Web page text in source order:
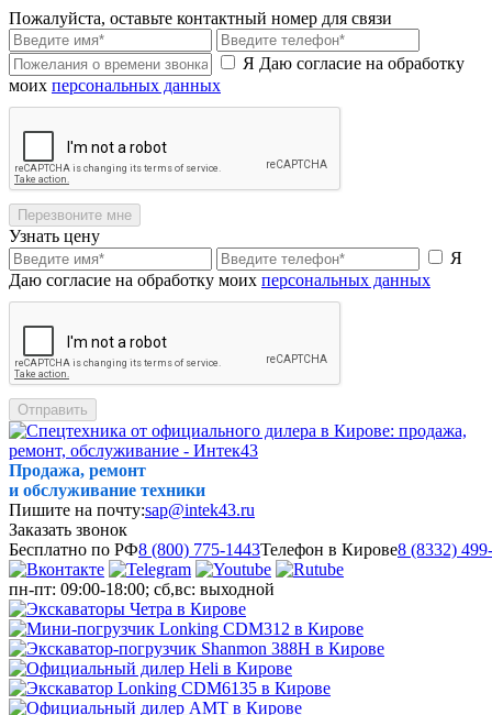
Пожалуйста, оставьте контактный номер для связи
Я Даю согласие на обработку
моих персональных данных
Перезвоните мне
Узнать цену
Я
Даю согласие на обработку моих персональных данных
Отправить
Продажа, ремонт
и обслуживание техники
Пишите на почту:sap@intek43.ru
Заказать звонок
Бесплатно по РФ8 (800) 775-1443Телефон в Кирове8 (8332)
пн-пт: 09:00-18:00; сб,вс: выходной